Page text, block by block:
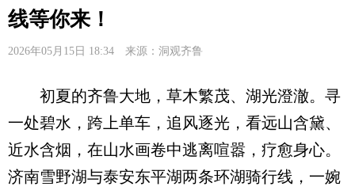
线等你来！
2026年05月15日 18:34 来源：洞观齐鲁
初夏的齐鲁大地，草木繁茂、湖光澄澈。寻
一处碧水，跨上单车，追风逐光，看远山含黛、
近水含烟，在山水画卷中逃离喧嚣，疗愈身心。
济南雪野湖与泰安东平湖两条环湖骑行线，一婉